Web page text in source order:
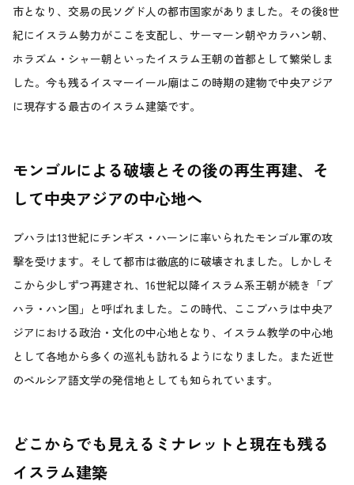
市となり、交易の民ソグド人の都市国家がありました。その後8世
紀にイスラム勢力がここを支配し、サーマーン朝やカラハン朝、
ホラズム・シャー朝といったイスラム王朝の首都として繁栄しま
した。今も残るイスマーイール廟はこの時期の建物で中央アジア
に現存する最古のイスラム建築です。
モンゴルによる破壊とその後の再生再建、そ
して中央アジアの中心地へ
ブハラは13世紀にチンギス・ハーンに率いられたモンゴル軍の攻
撃を受けます。そして都市は徹底的に破壊されました。しかしそ
こから少しずつ再建され、16世紀以降イスラム系王朝が続き「ブ
ハラ・ハン国」と呼ばれました。この時代、ここブハラは中央ア
ジアにおける政治・文化の中心地となり、イスラム教学の中心地
として各地から多くの巡礼も訪れるようになりました。また近世
のペルシア語文学の発信地としても知られています。
どこからでも見えるミナレットと現在も残る
イスラム建築